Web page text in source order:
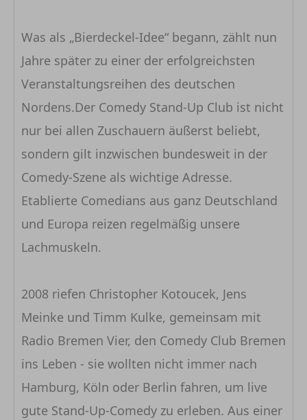
Was als „Bierdeckel-Idee“ begann, zählt nun
Jahre später zu einer der erfolgreichsten
Veranstaltungsreihen des deutschen
Nordens.Der Comedy Stand-Up Club ist nicht
nur bei allen Zuschauern äußerst beliebt,
sondern gilt inzwischen bundesweit in der
Comedy-Szene als wichtige Adresse.
Etablierte Comedians aus ganz Deutschland
und Europa reizen regelmäßig unsere
Lachmuskeln.
2008 riefen Christopher Kotoucek, Jens
Meinke und Timm Kulke, gemeinsam mit
Radio Bremen Vier, den Comedy Club Bremen
ins Leben - sie wollten nicht immer nach
Hamburg, Köln oder Berlin fahren, um live
gute Stand-Up-Comedy zu erleben. Aus einer